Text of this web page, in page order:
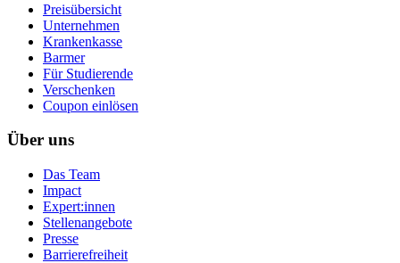
Preisübersicht
Unternehmen
Krankenkasse
Barmer
Für Studierende
Ver­schen­ken
Coupon einlösen
Über uns
Das Team
Impact
Expert:innen
Stellenangebote
Presse
Barrierefreiheit